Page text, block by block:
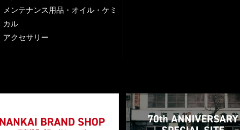
メンテナンス用品・オイル・ケミ
カル
アクセサリー